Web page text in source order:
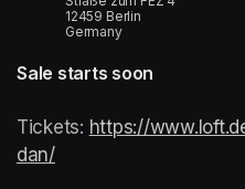
12459 Berlin
Germany
Sale starts soon
Tickets: (opens in a new
https://
dan/(opens in a new tab)
(opens in a new tab)